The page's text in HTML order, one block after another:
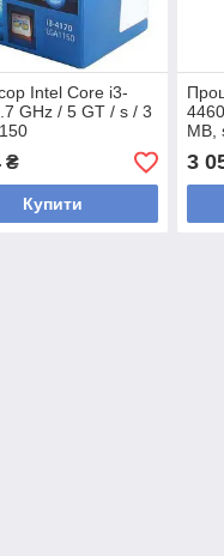
Intel Core i3-
GHz / 5 GT / s / 3
Tray, б/у
₴
Купити
MB,
3